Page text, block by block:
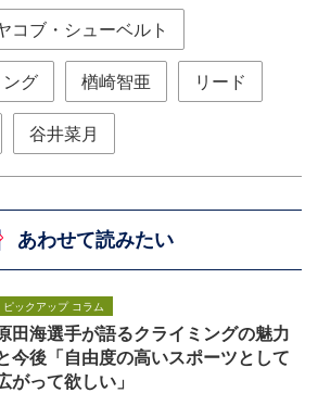
コブ・シューベルト
グ 楢崎智亜 リード
谷井菜月
あわせて読みたい
ピックアップ コラム
田海選手が語るクライミングの魅力
今後「自由度の高いスポーツとして
がって欲しい」